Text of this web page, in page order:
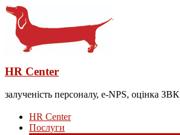
HR Center
залученість персоналу, e-NPS, оцінка ЗВК
HR Center
Послуги